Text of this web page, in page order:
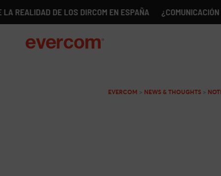
DE LOS DIRCOM EN ESPAÑA ¿COMUNICACIÓN SIN
EVERCOM > NEWS & THOUGHTS >